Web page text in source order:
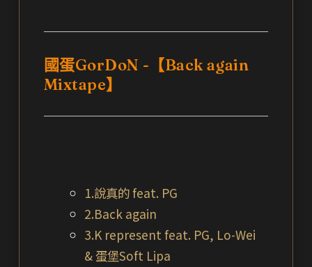
國蛋GorDoN -【Back again
Mixtape】
1.說真的 feat. PG
2.Back again
3.K represent feat. PG, Lo-Wei
& 蛋堡Soft Lipa